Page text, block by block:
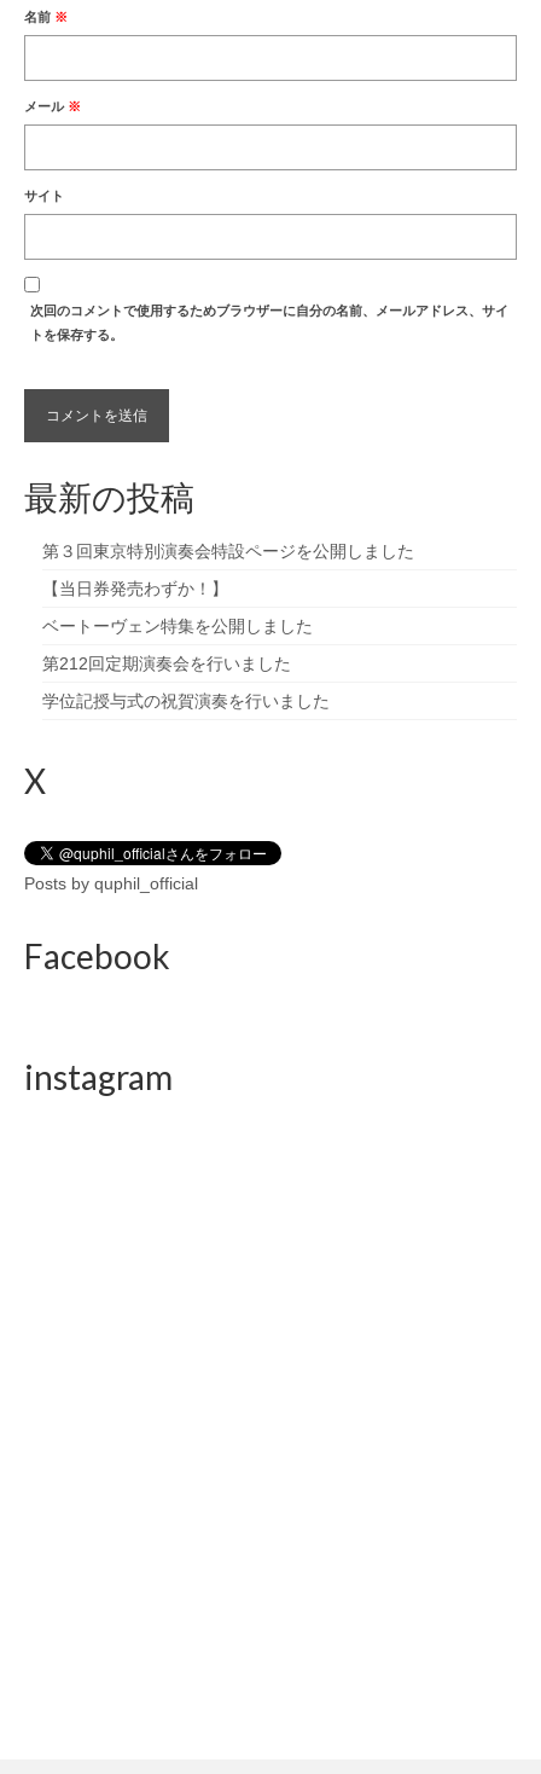
名前 ※
メール ※
サイト
次回のコメントで使用するためブラウザーに自分の名前、メールアドレス、サイ
トを保存する。
最新の投稿
第３回東京特別演奏会特設ページを公開しました
【当日券発売わずか！】
ベートーヴェン特集を公開しました
第212回定期演奏会を行いました
学位記授与式の祝賀演奏を行いました
X
Posts by quphil_official
Facebook
instagram